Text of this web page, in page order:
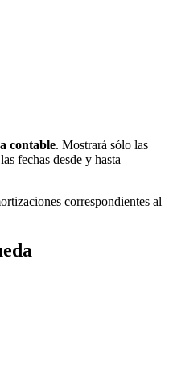
contable. Mostrará sólo las
fechas desde y hasta
correspondientes al